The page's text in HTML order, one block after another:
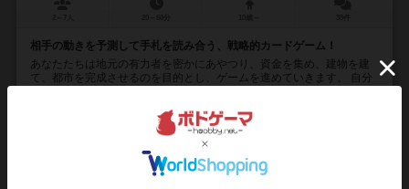
相手の動きを予測して手札を読み合う、戦略的カードゲーム！
あなたたちは地元の有力者を密かにあやつり、資金を集め、建物を建
て、都市を完成させるのを目的とし、ゲームを進めていきます。 自分
2670
経験あり
538